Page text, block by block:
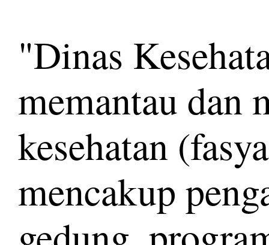
"Dinas
memantau dan
kesehatan
mencakup